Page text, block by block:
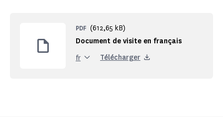
Document de visite en français
PDF (612,65 kB)
fr Télécharger